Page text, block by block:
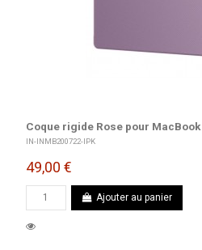
Coque rigide Rose pour
IN-INMB200722-IPK
49,00 €
Ajouter au panier